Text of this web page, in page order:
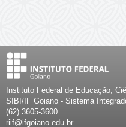
Instituto Federal de Educação,
SIBI/IF Goiano - Sistema
(62) 3605-3600
riif@ifgoiano.edu.br